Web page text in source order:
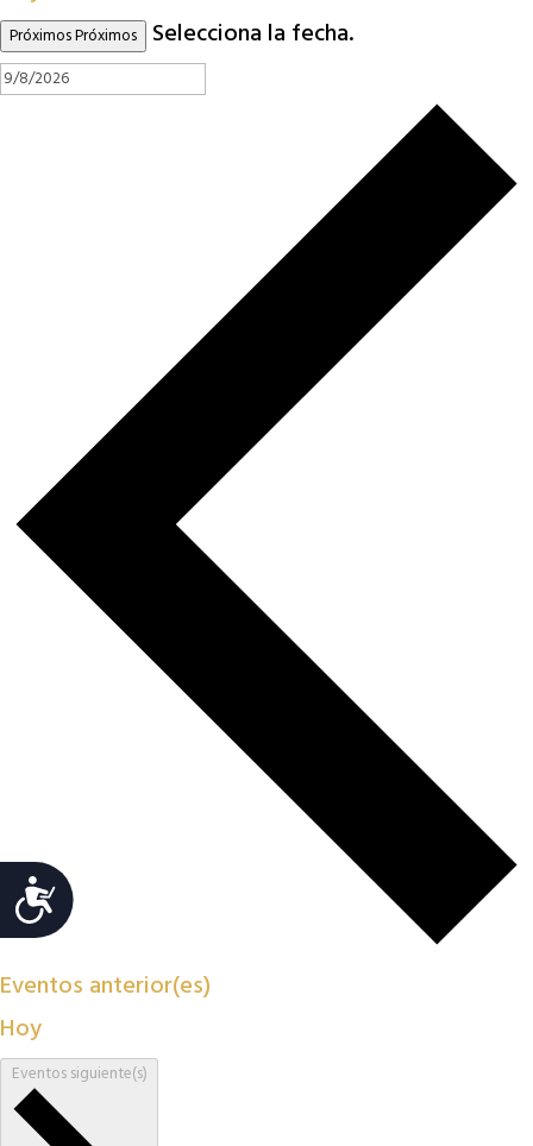
Accesibilidad
PróximosPróximos Selecciona la fecha.
Eventos anterior(es)
Hoy
Eventossiguiente(s)